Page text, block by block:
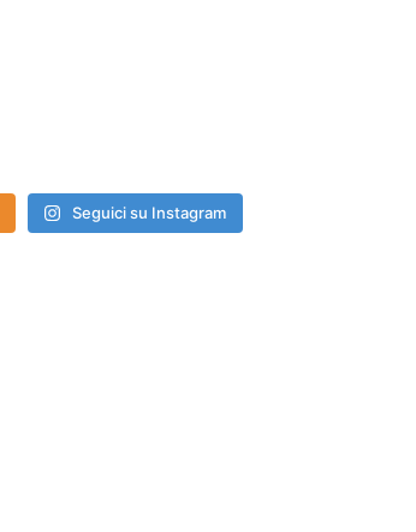
Seguici su Instagram